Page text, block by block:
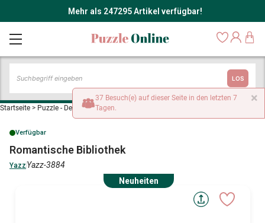
Mehr als 247295 Artikel verfügbar!
LOS
Startseite > Puzzle - Dekoration und Objekte
Verfügbar
Romantische Bibliothek
Yazz Yazz-3884
Neuheiten
×
37 Besuch(e) auf dieser Seite in den letzten 7
Tagen.